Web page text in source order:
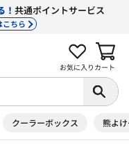
！ 共通ポイントサービス
こちら
お気に入り カート
クーラーボックス 熊よ